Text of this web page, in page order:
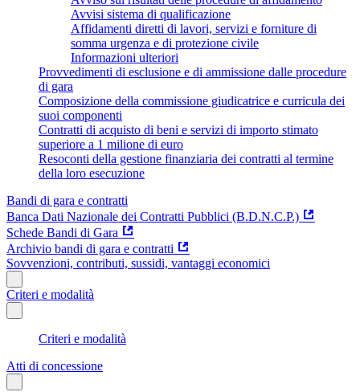
Avvisi sistema di qualificazione
Affidamenti diretti di lavori, servizi e forniture di
somma urgenza e di protezione civile
Informazioni ulteriori
Provvedimenti di esclusione e di ammissione dalle procedure
di gara
Composizione della commissione giudicatrice e curricula dei
suoi componenti
Contratti di acquisto di beni e servizi di importo stimato
superiore a 1 milione di euro
Resoconti della gestione finanziaria dei contratti al termine
della loro esecuzione
Bandi di gara e contratti
Banca Dati Nazionale dei Contratti Pubblici (B.D.N.C.P.)
Schede Bandi di Gara
Archivio bandi di gara e contratti
Sovvenzioni, contributi, sussidi, vantaggi economici
Criteri e modalità
Criteri e modalità
Atti di concessione